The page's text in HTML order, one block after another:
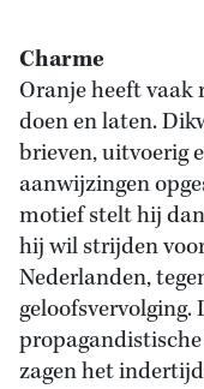
Charme
Oranje heeft vaak
doen en laten.
brieven, uitvoerig
aanwijzingen
motief stelt hij
hij wil strijden
Nederlanden,
zagen het